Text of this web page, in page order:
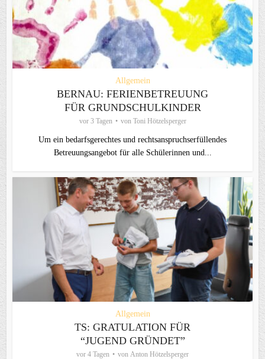
Allgemein
BERNAU: FERIENBETREUUNG
FÜR GRUNDSCHULKINDER
vor 3 Tagen von Toni Hötzelsperger
Um ein bedarfsgerechtes und rechtsanspruchserfüllendes
Betreuungsangebot für alle Schülerinnen und...
Allgemein
TS: GRATULATION FÜR
“JUGEND GRÜNDET”
vor 4 Tagen von Anton Hötzelsperger